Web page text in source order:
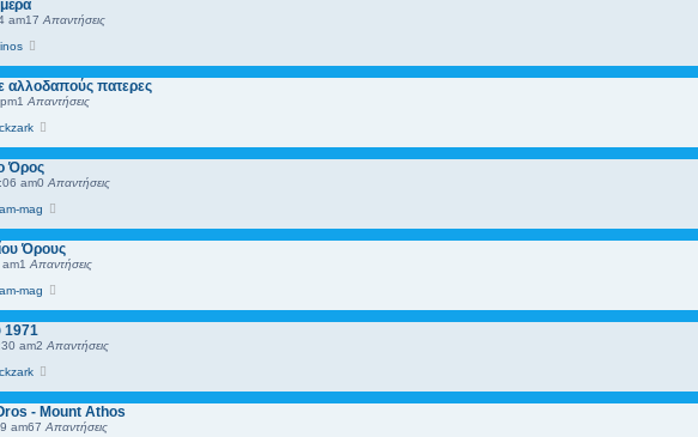
am17 Απαντήσεις
αλλοδαπούς πατερες
1 Απαντήσεις
Όρος
am0 Απαντήσεις
mag
Όρους
am1 Απαντήσεις
mag
1971
am2 Απαντήσεις
- Mount Athos
am67 Απαντήσεις